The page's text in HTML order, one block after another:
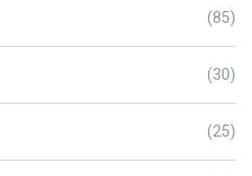
(85)
(30)
(25)